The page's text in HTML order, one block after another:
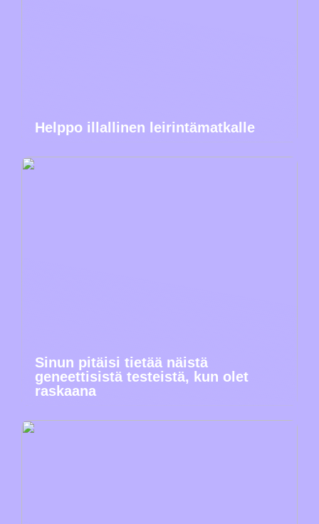
Helppo illallinen leirintämatkalle
Sinun pitäisi tietää näistä
geneettisistä testeistä, kun olet
raskaana